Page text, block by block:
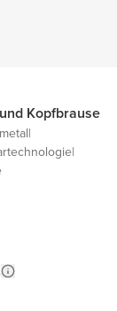
Kopfbrause
|
|